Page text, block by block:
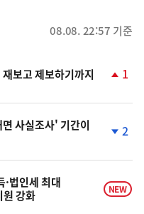
08.08. 22:57 기준
보고 제보하기까지 1
사실조사' 기간이
락
2
·법인세 최대
강화
NEW